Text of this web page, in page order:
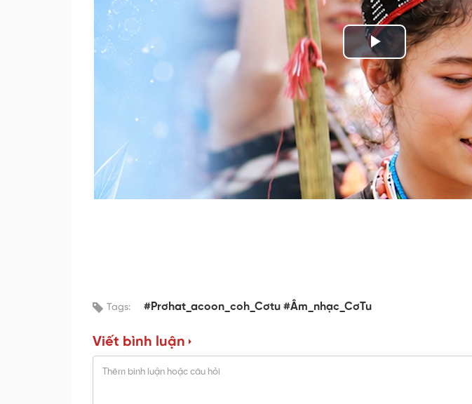
Play
Video
Tags: #Prơhat_acoon_coh_Cơtu #Âm_nhạc_CơTu
Viết bình luận